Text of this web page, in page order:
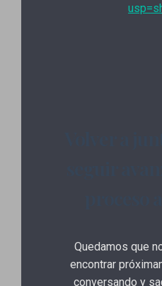
Quedamos que
encontrar
conversando y